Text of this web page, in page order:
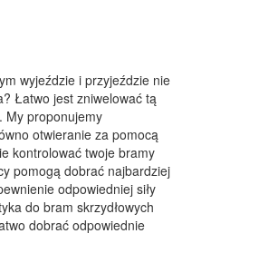
wyjeździe i przyjeździe nie
Łatwo jest zniwelować tą
My proponujemy
otwieranie za pomocą
kontrolować twoje bramy
pomogą dobrać najbardziej
odpowiedniej siły
do bram skrzydłowych
dobrać odpowiednie